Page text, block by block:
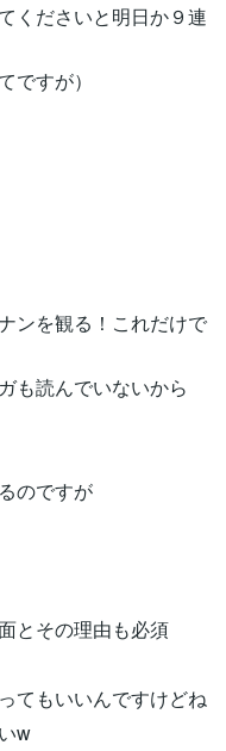
くださいと明日か９連
ですが）
ンを観る！これだけで
も読んでいないから
のですが
とその理由も必須
てもいいんですけどね
w